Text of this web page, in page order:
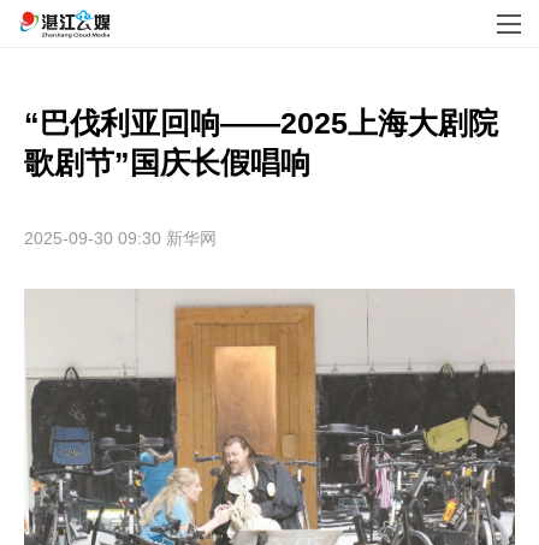
“巴伐利亚回响——2025上海大剧院
歌剧节”国庆长假唱响
2025-09-30 09:30 新华网